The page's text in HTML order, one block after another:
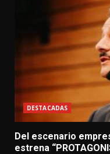
DESTACADAS
Del escenario
estrena